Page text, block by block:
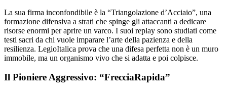
La sua firma inconfondibile è la “Triangolazione d’Acciaio”, una
formazione difensiva a strati che spinge gli attaccanti a dedicare
risorse enormi per aprire un varco. I suoi replay sono studiati come
testi sacri da chi vuole imparare l’arte della pazienza e della
resilienza. LegioItalica prova che una difesa perfetta non è un muro
immobile, ma un organismo vivo che si adatta e poi colpisce.
Il Pioniere Aggressivo: “FrecciaRapida”